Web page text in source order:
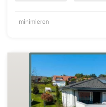
minimieren